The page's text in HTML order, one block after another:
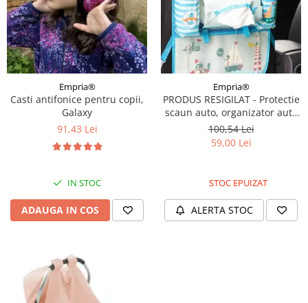
Empria®
Casti antifonice pentru copii,
Galaxy
91,43 Lei
IN STOC
ADAUGA IN COS
Empria®
PRODUS RESIGILAT - Protectie
scaun auto, organizator auto
copii, 8 buzunare, Empria,
54x43 cm, Bleu
100,54 Lei
59,00 Lei
STOC EPUIZAT
ALERTA STOC